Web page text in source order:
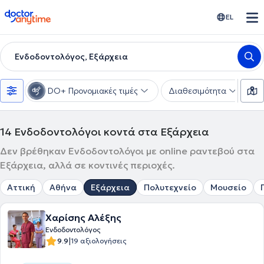
doctoranytime EL
Ενδοδοντολόγος, Εξάρχεια
DO+ Προνομιακές τιμές Διαθεσιμότητα
14 Ενδοδοντολόγοι κοντά στα Εξάρχεια
Δεν βρέθηκαν Ενδοδοντολόγοι με online ραντεβού στα
Εξάρχεια, αλλά σε κοντινές περιοχές.
Αττική Αθήνα Εξάρχεια Πολυτεχνείο Μουσείο
Χαρίσης Αλέξης
Ενδοδοντολόγος
9.9|19 αξιολογήσεις